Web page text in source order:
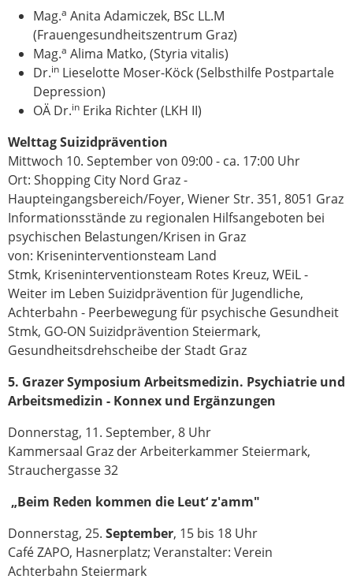
Mag.a Anita Adamiczek, BSc LL.M
(Frauengesundheitszentrum Graz)
Mag.a Alima Matko, (Styria vitalis)
Dr.in Lieselotte Moser-Köck (Selbsthilfe Postpartale
Depression)
OÄ Dr.in Erika Richter (LKH II)
Welttag Suizidprävention
Mittwoch 10. September von 09:00 - ca. 17:00 Uhr
Ort: Shopping City Nord Graz -
Haupteingangsbereich/Foyer, Wiener Str. 351, 8051 Graz
Informationsstände zu regionalen Hilfsangeboten bei
psychischen Belastungen/Krisen in Graz
von: Kriseninterventionsteam Land
Stmk, Kriseninterventionsteam Rotes Kreuz, WEiL -
Weiter im Leben Suizidprävention für Jugendliche,
Achterbahn - Peerbewegung für psychische Gesundheit
Stmk, GO-ON Suizidprävention Steiermark,
Gesundheitsdrehscheibe der Stadt Graz
5. Grazer Symposium Arbeitsmedizin. Psychiatrie und
Arbeitsmedizin - Konnex und Ergänzungen
Donnerstag, 11. September, 8 Uhr
Kammersaal Graz der Arbeiterkammer Steiermark,
Strauchergasse 32
„Beim Reden kommen die Leut‘ z'amm"
Donnerstag, 25. September, 15 bis 18 Uhr
Café ZAPO, Hasnerplatz; Veranstalter: Verein
Achterbahn Steiermark